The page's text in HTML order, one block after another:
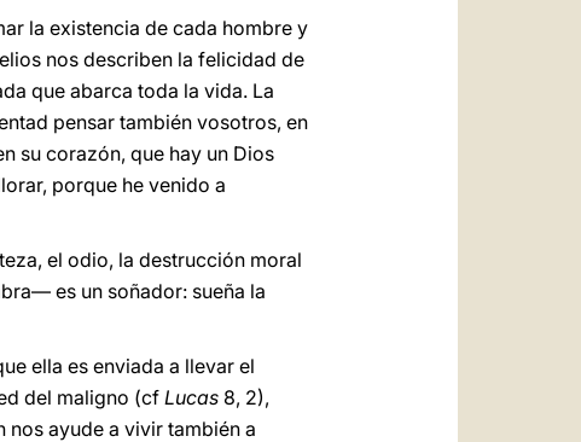
la existencia de cada hombre y
nos describen la felicidad de
que abarca toda la vida. La
pensar también vosotros, en
su corazón, que hay un Dios
porque he venido a
el odio, la destrucción moral
es un soñador: sueña la
ella es enviada a llevar el
del maligno (cf Lucas 8, 2),
nos ayude a vivir también a